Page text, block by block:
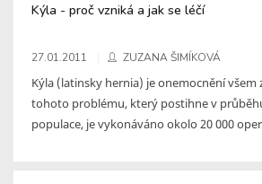
Kýla - proč vzniká a jak se léčí
27.01.2011 ZUZANA ŠIMÍKOVÁ
Kýla (latinsky hernia) je onemocnění všem
tohoto problému, který postihne v
populace, je vykonáváno okolo 20 000